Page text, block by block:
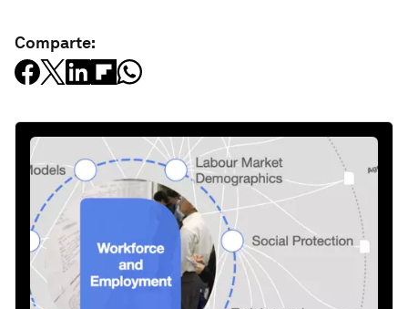
Comparte: